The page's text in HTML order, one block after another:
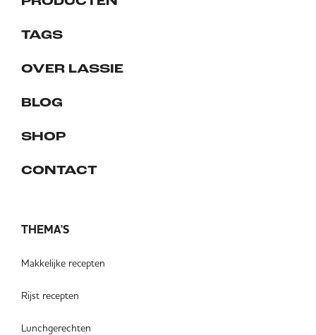
TAGS
OVER LASSIE
BLOG
SHOP
CONTACT
THEMA'S
Makkelijke recepten
Rijst recepten
Lunchgerechten